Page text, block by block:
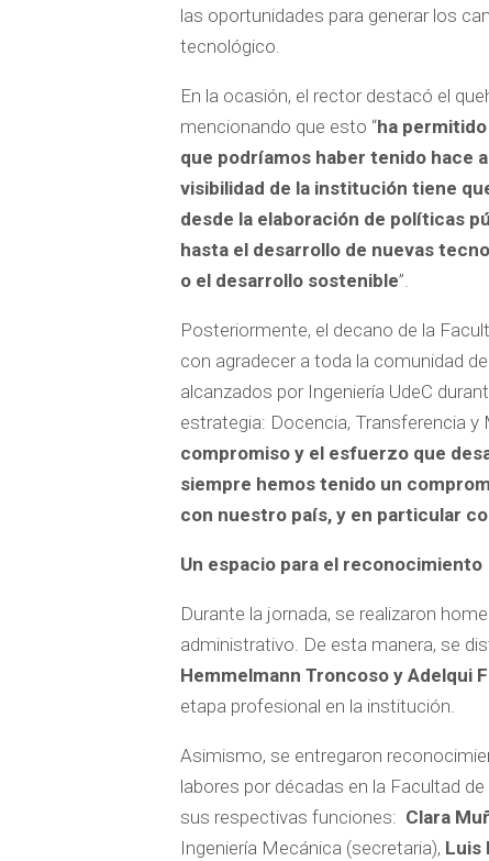
las oportunidades para generar los
tecnológico.
En la ocasión, el rector destacó el
mencionando que esto “ha
que podríamos haber tenido hace
visibilidad de la institución tiene
desde la elaboración de políticas
hasta el desarrollo de nuevas
o el desarrollo sostenible”.
Posteriormente, el decano de la
con agradecer a toda la comunidad
alcanzados por Ingeniería UdeC
estrategia: Docencia, Transferencia y
compromiso y el esfuerzo que
siempre hemos tenido un
con nuestro país, y en particular
Un espacio para el reconocimiento
Durante la jornada, se realizaron
administrativo. De esta manera, se
Hemmelmann Troncoso y Adelqui
etapa profesional en la institución.
Asimismo, se entregaron
labores por décadas en la Facultad
sus respectivas funciones: Clara
Ingeniería Mecánica (secretaria), Luis